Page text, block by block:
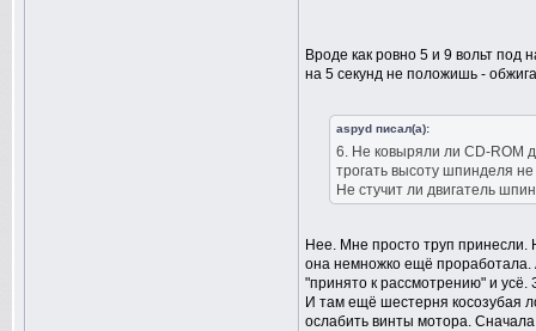
Вроде как ровно 5 и 9 вольт под
на 5 секунд не положишь -
aspyd писал(а):
6. Не ковыряли ли CD-ROM
трогать высоту шпинделя
Не стучит ли двигатель
Нее. Мне просто труп принесли.
она немножко ещё проработала.
"принято к рассмотрению" и усё.
И там ещё шестерня косозубая
ослабить винты мотора.